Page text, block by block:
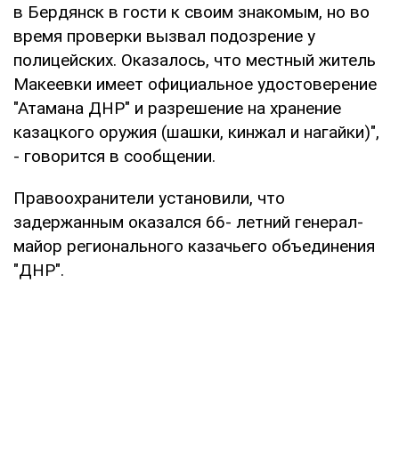
в Бердянск в гости к своим знакомым, но во
время проверки вызвал подозрение у
полицейских. Оказалось, что местный житель
Макеевки имеет официальное удостоверение
"Атамана ДНР" и разрешение на хранение
казацкого оружия (шашки, кинжал и нагайки)",
- говорится в сообщении.
Правоохранители установили, что
задержанным оказался 66- летний генерал-
майор регионального казачьего объединения
"ДНР".